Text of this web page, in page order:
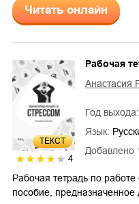
Читать онлайн
ТЕКСТ
4
Добавлено
Рабочая
Анастасия
Год выхода:
Язык:
Рабочая тетрадь по работе
пособие, предназначенное